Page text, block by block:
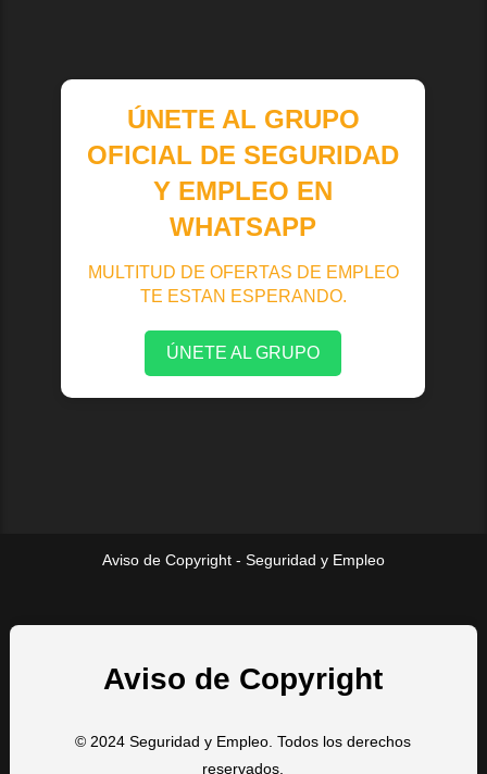
ÚNETE AL GRUPO
OFICIAL DE SEGURIDAD
Y EMPLEO EN
WHATSAPP
MULTITUD DE OFERTAS DE EMPLEO
TE ESTAN ESPERANDO.
ÚNETE AL GRUPO
Aviso de Copyright - Seguridad y Empleo
Aviso de Copyright
© 2024 Seguridad y Empleo. Todos los derechos
reservados.